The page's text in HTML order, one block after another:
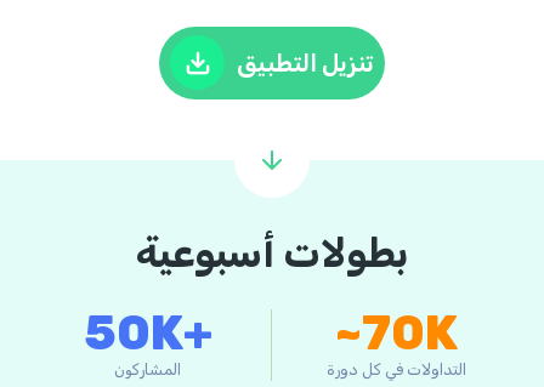
تنزيل التطبيق
بطولات أسبوعية
50K+
المشاركون
~70K
التداولات في كل دورة